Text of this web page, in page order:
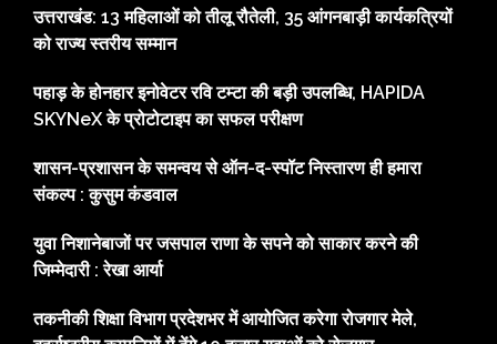
उत्तराखंड: 13 महिलाओं को तीलू रौतेली, 35 आंगनबाड़ी कार्यकत्रियों
को राज्य स्तरीय सम्मान
पहाड़ के होनहार इनोवेटर रवि टम्टा की बड़ी उपलब्धि, HAPIDA
SKYNeX के प्रोटोटाइप का सफल परीक्षण
शासन-प्रशासन के समन्वय से ऑन-द-स्पॉट निस्तारण ही हमारा
संकल्प : कुसुम कंडवाल
युवा निशानेबाजों पर जसपाल राणा के सपने को साकार करने की
जिम्मेदारी : रेखा आर्या
तकनीकी शिक्षा विभाग प्रदेशभर में आयोजित करेगा रोजगार मेले,